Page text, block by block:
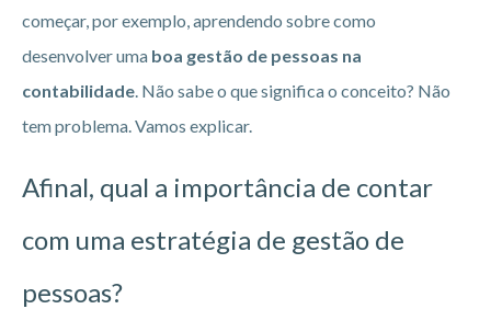
começar, por exemplo, aprendendo sobre como
desenvolver uma boa gestão de pessoas na
contabilidade. Não sabe o que significa o conceito? Não
tem problema. Vamos explicar.
Afinal, qual a importância de contar
com uma estratégia de gestão de
pessoas?